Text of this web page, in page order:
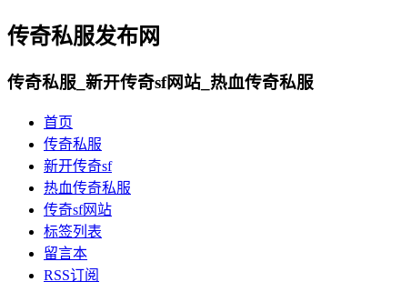
传奇私服发布网
传奇私服_新开传奇sf网站_热血传奇私服
首页
传奇私服
新开传奇sf
热血传奇私服
传奇sf网站
标签列表
留言本
RSS订阅